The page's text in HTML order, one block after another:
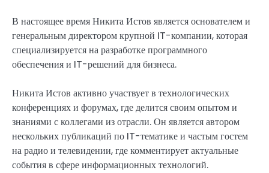
В настоящее время Никита Истов является основателем и
генеральным директором крупной IT-компании, которая
специализируется на разработке программного
обеспечения и IT-решений для бизнеса.
Никита Истов активно участвует в технологических
конференциях и форумах, где делится своим опытом и
знаниями с коллегами из отрасли. Он является автором
нескольких публикаций по IT-тематике и частым гостем
на радио и телевидении, где комментирует актуальные
события в сфере информационных технологий.